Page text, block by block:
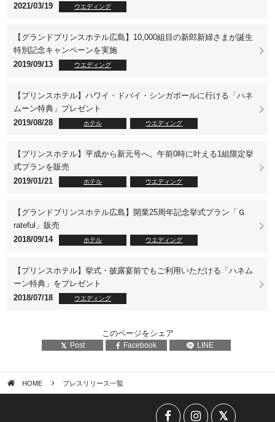
2021/03/19
ウエディング
【グランドプリンスホテル広島】10,000組目の新郎新婦さまが誕生
特別記念キャンペーンを実施
2019/09/13
ウエディング
【プリンスホテル】ハワイ・ドバイ・シンガポールに行ける「ハネ
ムーン特典」プレゼント
2019/08/28
ホテル ウエディング
【プリンスホテル】平成から新元号へ。午前0時に叶える1組限定挙
式プランを販売
2019/01/21
ホテル ウエディング
【グランドプリンスホテル広島】開業25周年記念挙式プラン「Ｇ
rateful」販売
2018/09/14
ホテル ウエディング
【プリンスホテル】挙式・披露宴前でもご利用いただける「ハネム
ーン特典」をプレゼント
2018/07/18
ウエディング
このページをシェア
Post Facebook LINE
HOME プレスリリース一覧